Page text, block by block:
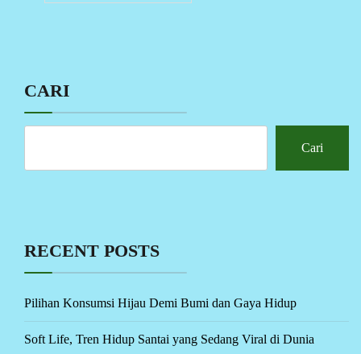
CARI
Cari
RECENT POSTS
Pilihan Konsumsi Hijau Demi Bumi dan Gaya Hidup
Soft Life, Tren Hidup Santai yang Sedang Viral di Dunia